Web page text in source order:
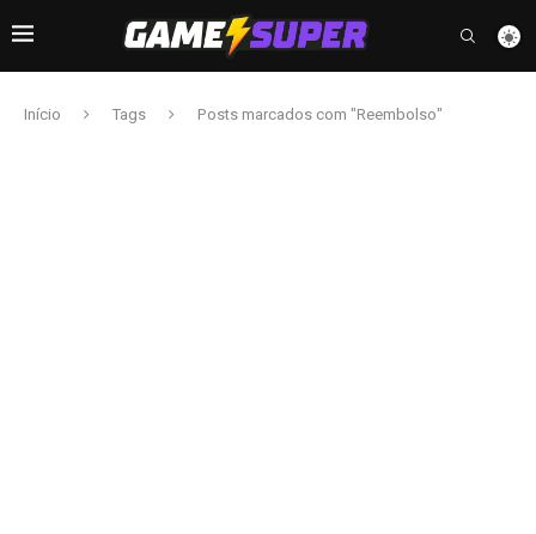
Início Tags Posts marcados com "Reembolso"